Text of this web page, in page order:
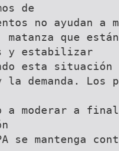
de
no ayudan
matanza que
y estabilizar
esta
demanda. Los
a moderar a
se mantenga